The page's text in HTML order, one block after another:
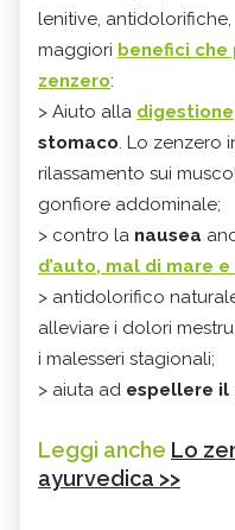
lenitive,
maggiori benefici
zenzero:
> Aiuto alla digestione
stomaco. Lo zenzero
rilassamento sui
gonfiore addominale;
> contro la nausea
d’auto, mal di mare
> antidolorifico
alleviare i dolori
i malesseri stagionali;
> aiuta ad espellere il
Leggi anche Lo
ayurvedica >>